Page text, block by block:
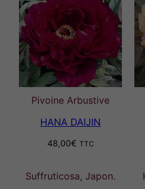
Pivoine Arbustive
HANA DAIJIN
48,00€ TTC
Suffruticosa, Japon.